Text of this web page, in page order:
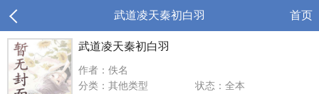
武道凌天秦初白羽 首页
武道凌天秦初白羽
作者：佚名
分类：其他类型
状态：全本